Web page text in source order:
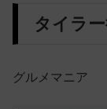
タイラ
グルメマニア